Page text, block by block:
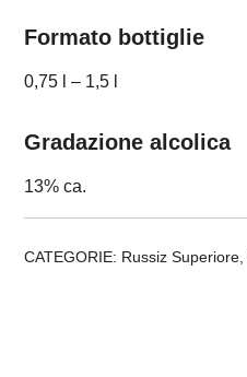
Formato bottiglie
0,75 l – 1,5 l
Gradazione alcolica
13% ca.
CATEGORIE: Russiz Superiore